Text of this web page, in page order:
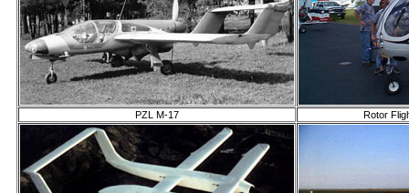
PZL M-17 Rotor